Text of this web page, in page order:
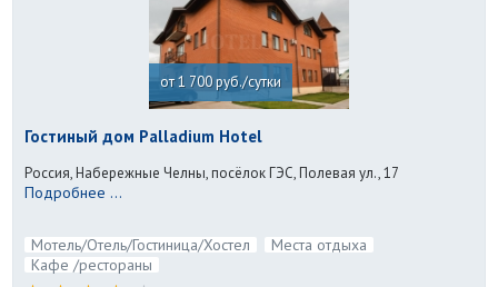
от 1 700 руб./сутки
Гостиный дом Palladium Hotel
Россия, Набережные Челны, посёлок ГЭС, Полевая ул., 17
Подробнее ...
Мотель/Отель/Гостиница/Хостел
Места отдыха
Кафе /рестораны